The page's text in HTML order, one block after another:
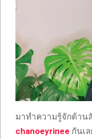
มาทำความรู้จักด้า
chanoeyrinee กันเ